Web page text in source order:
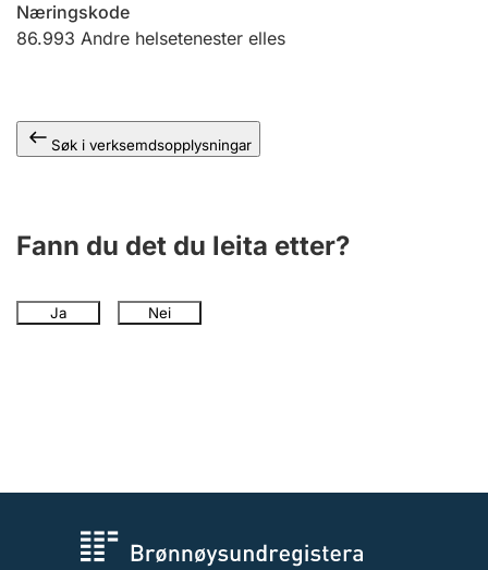
Næringskode
86.993 Andre helsetenester elles
Søk i verksemdsopplysningar
Fann du det du leita etter?
Ja Nei